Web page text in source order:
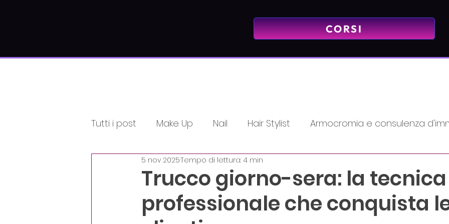
CORSI
Tutti i post Make Up Nail Hair Stylist Armocromia e consulenza
Informativi Estetici Mindset - Mentalità Vincente
Unica di Corsiamo Academy Promozioni massaggio Lash
Trucco giorno-sera: la tecnica
professionale che conquista
5 nov 2025Tempo di lettura: 4 min